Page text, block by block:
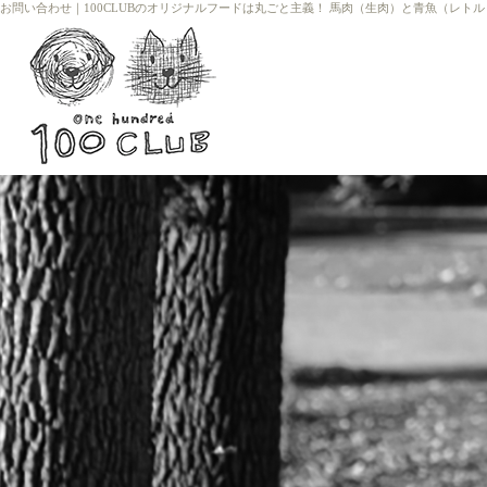
お問い合わせ ｜ 100CLUBのオリジナルフードは丸ごと主義！ 馬肉（生肉）と青魚（レト